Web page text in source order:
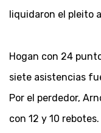
liquidaron el pleito
Hogan con 24
siete asistencias
Por el perdedor,
con 12 y 10